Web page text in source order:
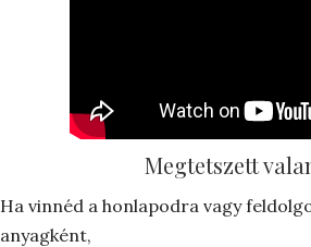
Megtetszett
Ha vinnéd a honlapodra vagy
anyagként,